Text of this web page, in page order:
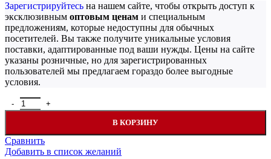
Зарегистрируйтесь на нашем сайте, чтобы открыть доступ к
эксклюзивным оптовым ценам и специальным
предложениям, которые недоступны для обычных
посетителей. Вы также получите уникальные условия
поставки, адаптированные под ваши нужды. Цены на сайте
указаны розничные, но для зарегистрированных
пользователей мы предлагаем гораздо более выгодные
условия.
Количество товара Отвод (колено) 22,5 гр. под муфту Ду100
В КОРЗИНУ
Сравнить
Добавить в список желаний